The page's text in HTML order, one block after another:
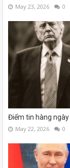
May 23, 2026 0
Điểm tin hàng ngày
May 22, 2026 0